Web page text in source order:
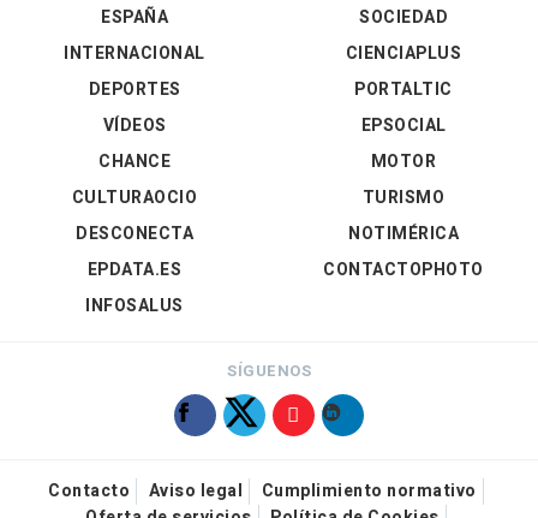
ESPAÑA
INTERNACIONAL
DEPORTES
VÍDEOS
SOCIEDAD
CIENCIAPLUS
PORTALTIC
EPSOCIAL
CHANCE
CULTURAOCIO
DESCONECTA
EPDATA.ES
INFOSALUS
MOTOR
TURISMO
NOTIMÉRICA
CONTACTOPHOTO
SÍGUENOS
Contacto Aviso legal
Cumplimiento normativo